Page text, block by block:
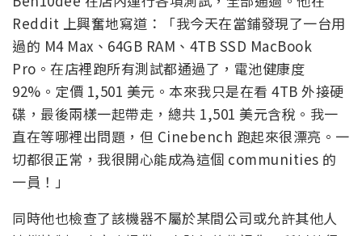
Reddit 上興奮地寫道：「我今天在當鋪發現了一台用
過的 M4 Max、64GB RAM、4TB SSD MacBook
Pro。在店裡跑所有測試都通過了，電池健康度
92%。定價 1,501 美元。本來我只是在看 4TB 外接硬
碟，最後兩樣一起帶走，總共 1,501 美元含稅。我一
直在等哪裡出問題，但 Cinebench 跑起來很漂亮。一
切都很正常，我很開心能成為這個 communities 的
一員！」
同時他也檢查了該機器不屬於某間公司或允許其他人